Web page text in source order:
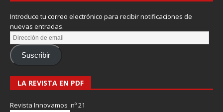
Introduce tu correo electrónico para recibir notificaciones de
nuevas entradas.
Suscribir
LA REVISTA EN PDF
Revista Innovamos nº 21